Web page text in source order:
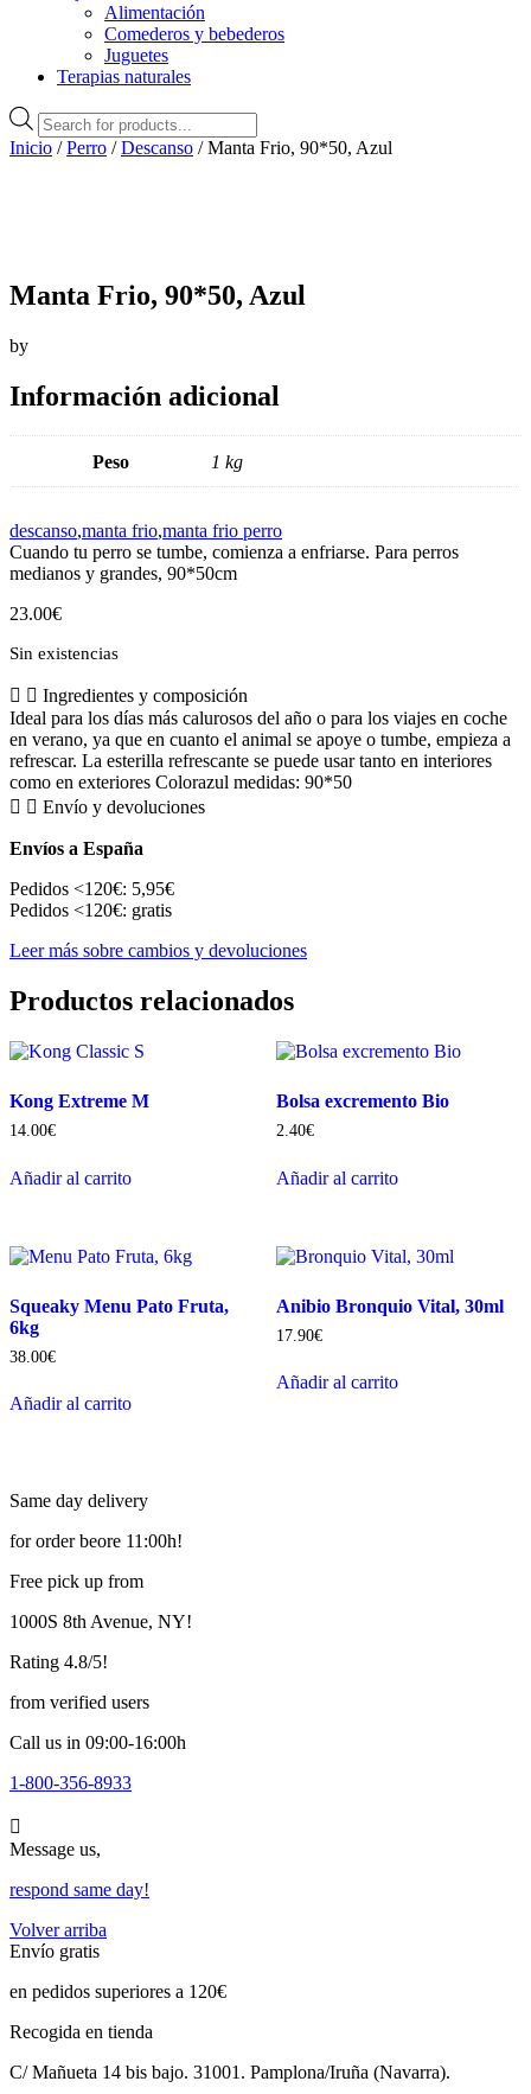
Alimentación
Comederos y bebederos
Juguetes
Terapias naturales
Búsqueda
de
productos
Inicio /Perro /Descanso / Manta Frio, 90*50, Azul
Manta Frio, 90*50, Azul
by
Información adicional
Peso 1 kg
descanso,manta frio,manta frio perro
Cuando tu perro se tumbe, comienza a enfriarse. Para perros
medianos y grandes, 90*50cm
23.00€
Sin existencias
Ingredientes y composición
Ideal para los días más calurosos del año o para los viajes en coche
en verano, ya que en cuanto el animal se apoye o tumbe, empieza a
refrescar. La esterilla refrescante se puede usar tanto en interiores
como en exteriores Colorazul medidas: 90*50
Envío y devoluciones
Envíos a España
Pedidos <120€: 5,95€
Pedidos <120€: gratis
Leer más sobre cambios y devoluciones
Productos relacionados
Kong Extreme M
14.00€
Añadir al carrito
Bolsa excremento Bio
2.40€
Añadir al carrito
Squeaky Menu Pato Fruta,
6kg
38.00€
Añadir al carrito
Anibio Bronquio Vital, 30ml
17.90€
Añadir al carrito
Same day delivery
for order beore 11:00h!
Free pick up from
1000S 8th Avenue, NY!
Rating 4.8/5!
from verified users
Call us in 09:00-16:00h
1-800-356-8933
Message us,
respond same day!
Volver arriba
Envío gratis
en pedidos superiores a 120€
Recogida en tienda
C/ Mañueta 14 bis bajo. 31001. Pamplona/Iruña (Navarra).